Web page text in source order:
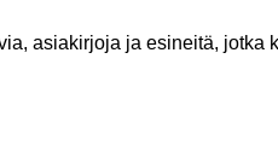
asiakirjoja ja esineitä, jotka